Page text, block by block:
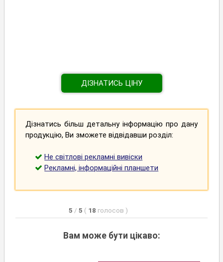
ДІЗНАТИСЬ ЦІНУ
Дізнатись більш детальну інформацію про дану
продукцію, Ви зможете відвідавши розділ:
Не світлові рекламні вивіски
Рекламні, інформаційні планшети
5 / 5 ( 18 голосов )
Вам може бути цікаво: